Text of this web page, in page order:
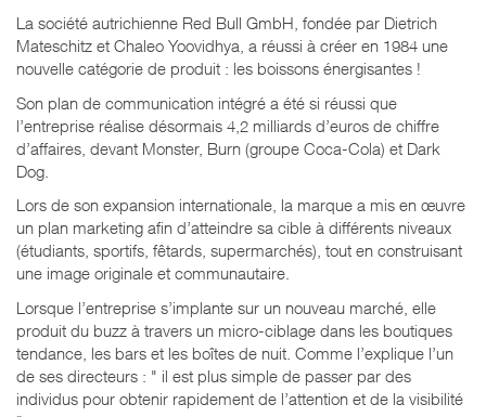
La société autrichienne Red Bull GmbH, fondée par Dietrich
Mateschitz et Chaleo Yoovidhya, a réussi à créer en 1984 une
nouvelle catégorie de produit : les boissons énergisantes !
Son plan de communication intégré a été si réussi que
l’entreprise réalise désormais 4,2 milliards d’euros de chiffre
d’affaires, devant Monster, Burn (groupe Coca-Cola) et Dark
Dog.
Lors de son expansion internationale, la marque a mis en œuvre
un plan marketing afin d’atteindre sa cible à différents niveaux
(étudiants, sportifs, fêtards, supermarchés), tout en construisant
une image originale et communautaire.
Lorsque l’entreprise s’implante sur un nouveau marché, elle
produit du buzz à travers un micro-ciblage dans les boutiques
tendance, les bars et les boîtes de nuit. Comme l’explique l’un
de ses directeurs : " il est plus simple de passer par des
individus pour obtenir rapidement de l’attention et de la visibilité